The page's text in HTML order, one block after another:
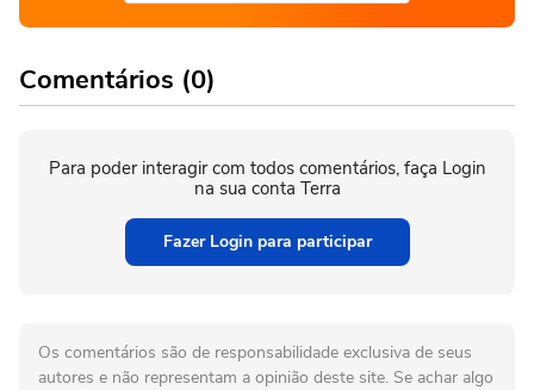
Comentários (0)
Para poder interagir com todos comentários, faça Login
na sua conta Terra
Fazer Login para participar
Os comentários são de responsabilidade exclusiva de seus
autores e não representam a opinião deste site. Se achar algo